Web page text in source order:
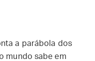
a parábola dos
mundo sabe em